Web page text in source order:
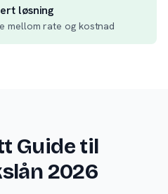
løsning
mellom rate og kostnad
Guide til
2026